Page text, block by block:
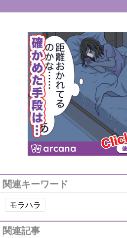
関連キーワード
モラハラ
関連記事